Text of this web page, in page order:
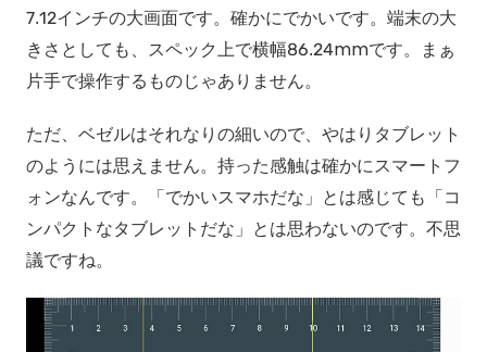
7.12インチの大画面です。確かにでかいです。端末の大
きさとしても、スペック上で横幅86.24mmです。まぁ
片手で操作するものじゃありません。
ただ、ベゼルはそれなりの細いので、やはりタブレット
のようには思えません。持った感触は確かにスマートフ
ォンなんです。「でかいスマホだな」とは感じても「コ
ンパクトなタブレットだな」とは思わないのです。不思
議ですね。